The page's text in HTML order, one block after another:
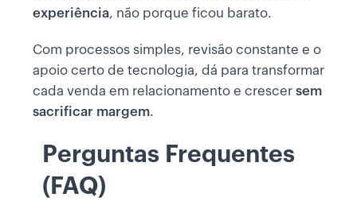
experiência, não porque ficou barato.
Com processos simples, revisão constante e o
apoio certo de tecnologia, dá para transformar
cada venda em relacionamento e crescer sem
sacrificar margem.
Perguntas Frequentes
(FAQ)